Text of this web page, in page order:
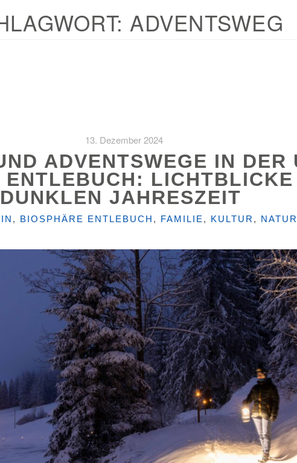
ADVENTSWEG
13. Dezember 2024
ADVENTSWEGE IN DER
ENTLEBUCH: LICHTBLICKE
DUNKLEN JAHRESZEIT
, BIOSPHÄRE ENTLEBUCH , FAMILIE , KULTUR , NATUR